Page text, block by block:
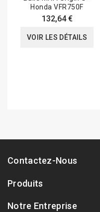
Honda VFR750F
132,64 €
VOIR LES DÉTAILS
Contactez-Nous
Produits
Notre Entreprise